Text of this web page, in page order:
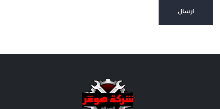
ارسال